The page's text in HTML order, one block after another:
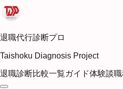
退職代行診断プロ
Taishoku Diagnosis Project
退職診断比較一覧ガイド体験談職